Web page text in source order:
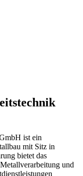
ist ein
mit Sitz in
bietet das
und